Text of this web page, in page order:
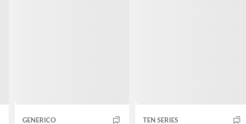
GENERICO TEN SERIES